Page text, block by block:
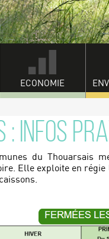
ECONOMIE
: INFOS
du Thouarsais
Elle exploite en